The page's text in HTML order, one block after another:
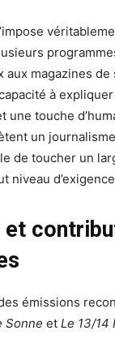
aux magazines
à expliquer
une touche
un
de toucher un
niveau
et
émissions
Sonne et Le 13/14